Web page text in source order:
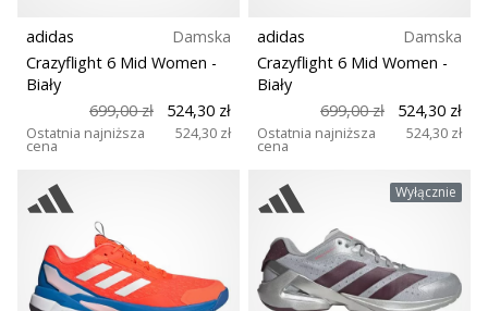
adidas
Damska
Crazyflight 6 Mid Women -
Biały
699,00 zł
524,30 zł
Ostatnia najniższa
cena
524,30 zł
adidas
Damska
Crazyflight 6 Mid Women -
Biały
699,00 zł
524,30 zł
Ostatnia najniższa
cena
524,30 zł
Wyłącznie